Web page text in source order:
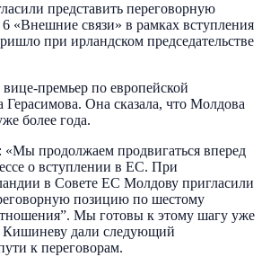
представить переговорную
«Внешние связи» в рамках вступления
при ирландском председательстве
премьер по европейской
Она сказала, что Молдова
более года.
«Мы продолжаем продвигаться вперед
о вступлении в ЕС. При
в Совете ЕС Молдову пригласили
позицию по шестому
Мы готовы к этому шагу уже
Кишиневу дали следующий
к переговорам.